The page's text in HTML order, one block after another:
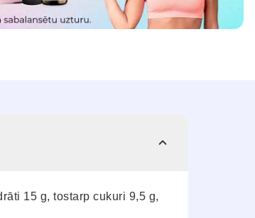
15 g, tostarp cukuri 9,5 g,